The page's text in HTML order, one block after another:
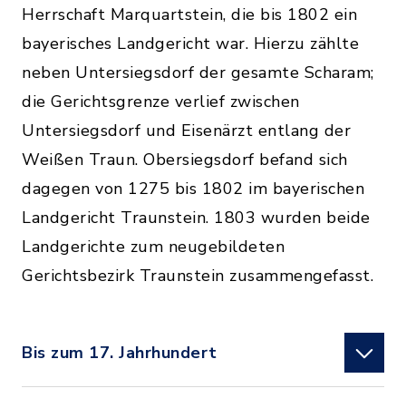
Herrschaft Marquartstein, die bis 1802 ein
bayerisches Landgericht war. Hierzu zählte
neben Untersiegsdorf der gesamte Scharam;
die Gerichtsgrenze verlief zwischen
Untersiegsdorf und Eisenärzt entlang der
Weißen Traun. Obersiegsdorf befand sich
dagegen von 1275 bis 1802 im bayerischen
Landgericht Traunstein. 1803 wurden beide
Landgerichte zum neugebildeten
Gerichtsbezirk Traunstein zusammengefasst.
Bis zum 17. Jahrhundert